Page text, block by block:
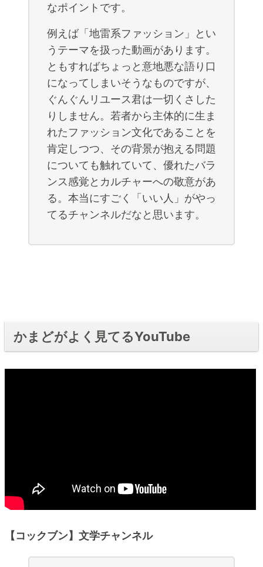
なポイントです。
例えば「地雷系ファッション」とい
うテーマを扱った動画があります。
ともすればちょっと意地悪な語り口
になってしまいそうなものですが、
ぐんぐんリユース君は一切くさした
りしません。若者から主体的に生ま
れたファッション文化であることを
肯定しつつ、その背景が抱える問題
についても触れていて、優れたバラ
ンス感覚とカルチャーへの敬意があ
る。本当にすごく「いい人」がやっ
てるチャンネルだなと思います。
かまどがよく見てるYouTube
【コックブン】文学チャンネル